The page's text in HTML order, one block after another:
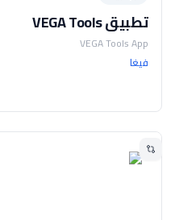
تطبيق VEGA Tools
VEGA Tools App
فيغا